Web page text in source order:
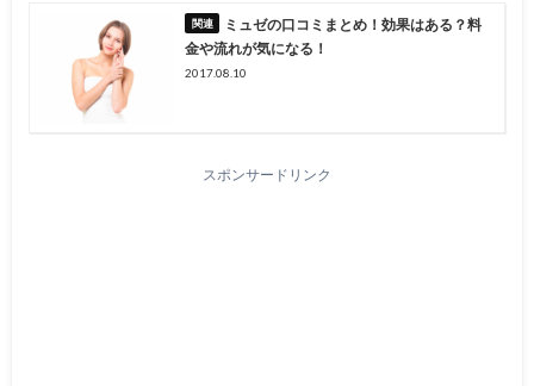
ミュゼの口コミまとめ！効果はある？料
金や流れが気になる！
2017.08.10
スポンサードリンク